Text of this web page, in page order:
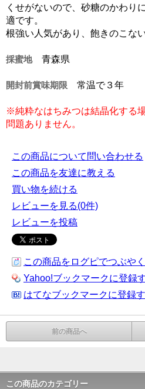
くせがないので、砂糖のかわり
適です。
根強い人気があり、飽きのこな
採蜜地青森県
開封前賞味期限 常温で３年
※純粋なはちみつは結晶化する
問題ありません。
この商品について問い合わせる
この商品を友達に教える
買い物を続ける
レビューを見る(0件)
レビューを投稿
この商品をログピでつぶやく
Yahoo!ブックマークに登録
はてなブックマークに登録
前の商品へ
この商品のカテゴリー